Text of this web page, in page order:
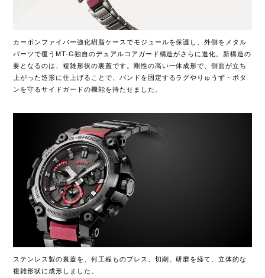
カーボンファイバー強化樹脂ケースでモジュールを保護し、外側をメタル
パーツで覆うMT-G独自のデュアルコアガード構造がさらに進化。新構造の
要となるのは、複雑形状の裏蓋です。剛性の高い一体成形で、側面が立ち
上がった造形に仕上げることで、バンドを固定するラグやりゅうず・ボタ
ンを守るサイドガードの機能を持たせました。
ステンレス製の裏蓋を、何工程ものプレス、切削、研磨を経て、立体的な
複雑形状に成形しました。